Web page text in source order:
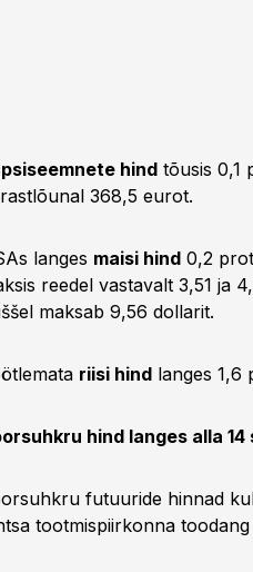
hind tõusis 0,1
368,5 eurot.
langes maisi hind 0,2
reedel vastavalt 3,51 ja
maksab 9,56 dollarit.
riisi hind langes 1,6
hind langes alla
futuuride hinnad
tootmispiirkonna